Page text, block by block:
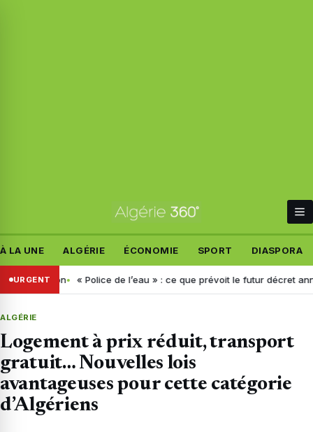
À LA UNE ALGÉRIE ÉCONOMIE SPORT DIASPORA
URGENT« Police de l’eau » : ce que prévoit le futur décret annoncé
ALGÉRIE
Logement à prix réduit, transport
gratuit… Nouvelles lois
avantageuses pour cette catégorie
d’Algériens